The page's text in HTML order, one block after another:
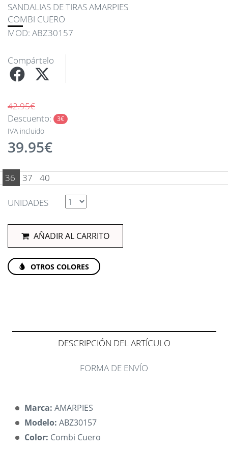
SANDALIAS DE TIRAS AMARPIES
COMBI CUERO
MOD: ABZ30157
Compártelo
42.95€
Descuento:
3€
IVA incluido
39.95€
36 37 40
UNIDADES
AÑADIR AL CARRITO
OTROS COLORES
DESCRIPCIÓN DEL ARTÍCULO
FORMA DE ENVÍO
Marca: AMARPIES
Modelo: ABZ30157
Color: Combi Cuero